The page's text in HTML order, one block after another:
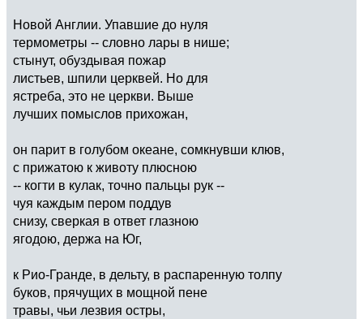
Новой Англии. Упавшие до нуля
термометры -- словно лары в нише;
стынут, обуздывая пожар
листьев, шпили церквей. Но для
ястреба, это не церкви. Выше
лучших помыслов прихожан,
он парит в голубом океане, сомкнувши клюв,
с прижатою к животу плюсною
-- когти в кулак, точно пальцы рук --
чуя каждым пером поддув
снизу, сверкая в ответ глазною
ягодою, держа на Юг,
к Рио-Гранде, в дельту, в распаренную толпу
буков, прячущих в мощной пене
травы, чьи лезвия остры,